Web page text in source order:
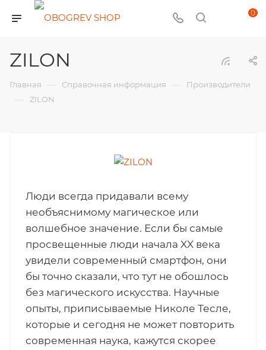
0
ZILON
Главная — Справочная информация — Производители
— ZILON
Люди всегда придавали всему
необъяснимому магическое или
волшебное значение. Если бы самые
просвещенные люди начала XX века
увидели современный смартфон, они
бы точно сказали, что тут не обошлось
без магического искусства. Научные
опыты, приписываемые Николе Тесле,
которые и сегодня не может повторить
современная наука, кажутся скорее